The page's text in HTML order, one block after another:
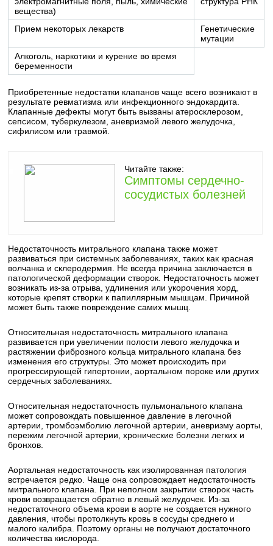
вещества)
Прием некоторых лекарств
Генетические
мутации
Алкоголь, наркотики и курение во время
беременности
Приобретенные недостатки клапанов чаще всего возникают в
результате ревматизма или инфекционного эндокардита.
Клапанные дефекты могут быть вызваны атеросклерозом,
сепсисом, туберкулезом, аневризмой левого желудочка,
сифилисом или травмой.
Читайте также:
Симптомы сердечно-
сосудистых болезней
Недостаточность митрального клапана также может
развиваться при системных заболеваниях, таких как красная
волчанка и склеродермия. Не всегда причина заключается в
патологической деформации створок. Недостаточность может
возникать из-за отрыва, удлинения или укорочения хорд,
которые крепят створки к папиллярным мышцам. Причиной
может быть также повреждение самих мышц.
Относительная недостаточность митрального клапана
развивается при увеличении полости левого желудочка и
растяжении фиброзного кольца митрального клапана без
изменения его структуры. Это может происходить при
прогрессирующей гипертонии, аортальном пороке или других
сердечных заболеваниях.
Относительная недостаточность пульмонального клапана
может сопровождать повышенное давление в легочной
артерии, тромбоэмболию легочной артерии, аневризму аорты,
пережим легочной артерии, хронические болезни легких и
бронхов.
Аортальная недостаточность как изолированная патология
встречается редко. Чаще она сопровождает недостаточность
митрального клапана. При неполном закрытии створок часть
крови возвращается обратно в левый желудочек. Из-за
недостаточного объема крови в аорте не создается нужного
давления, чтобы протолкнуть кровь в сосуды среднего и
малого калибра. Поэтому органы не получают достаточного
количества кислорода.